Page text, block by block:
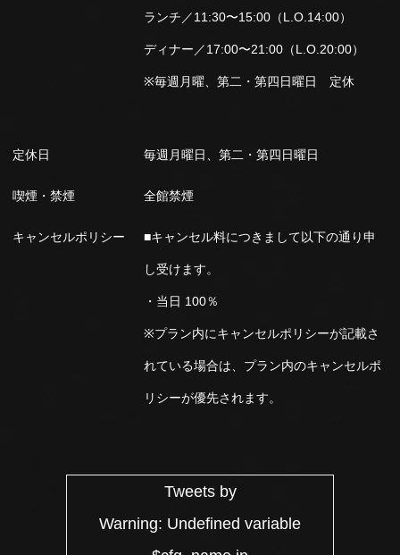
ランチ／11:30〜15:00（L.O.14:00）
ディナー／17:00〜21:00（L.O.20:00）
※毎週月曜、第二・第四日曜日 定休
定休日 毎週月曜日、第二・第四日曜日
喫煙・禁煙 全館禁煙
キャンセルポリシー ■キャンセル料につきまして以下の通り申
し受けます。
・当日 100％
※プラン内にキャンセルポリシーが記載さ
れている場合は、プラン内のキャンセルポ
リシーが優先されます。
Tweets by
Warning: Undefined variable